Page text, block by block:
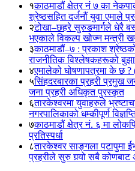
१काठमाडौं क्षेत्र नं ७ का
श्रेष्ठसहित दर्जनौं युवा एमाले
२टोखा–छहरे सुरुङमार्गले धेरै
भएकाले विकल्प खोज्न मन्त्री
३काठमाडौं–७ : प्रकाश
राजनीतिक विश्लेषकहरूको
४एमालेको घोषणापत्रमा के छ ?
५सिंहदरबारका प्रहरी प्रमुख
जना प्रहरी अधिकृत पुरस्कृत
६तारकेश्वरमा युवाहरुले
नगरपालिकाको धम्कीपूर्ण
७काठमाडौं क्षेत्र नं. ६ मा
प्रतिस्पर्धा
८तारकेश्वर साङ्गला पटापुमा
प्रहरीले सुरु गर्‍यो सबै कोणबाट